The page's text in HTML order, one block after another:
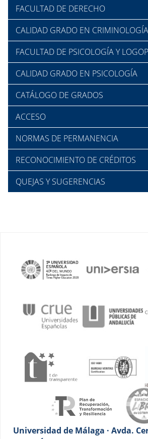
FACULTAD DE DERECHO
CALIDAD GRADO EN CRIMINOLOGÍA
FACULTAD DE PSICOLOGÍA Y
CALIDAD GRADO EN PSICOLOGÍA
CATÁLOGO DE GRADOS
ACCESO
NORMAS DE PERMANENCIA
RECONOCIMIENTO DE CRÉDITOS
QUEJAS Y SUGERENCIAS
Universidad de Málaga · Avda.